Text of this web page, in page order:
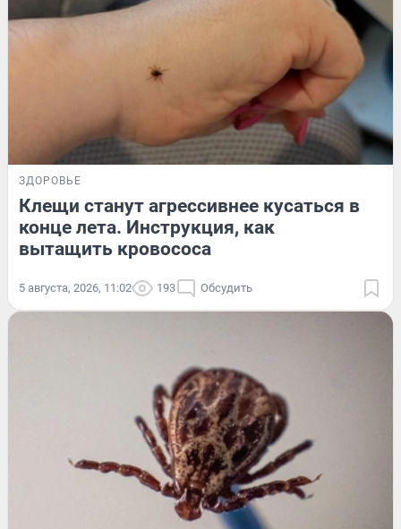
ЗДОРОВЬЕ
Клещи станут агрессивнее кусаться в
конце лета. Инструкция, как
вытащить кровососа
5 августа, 2026, 11:02 193 Обсудить